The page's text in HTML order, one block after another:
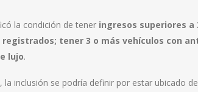
la condición de tener ingresos superiores a
tener 3 o más vehículos con
lujo.
inclusión se podría definir por estar ubicado